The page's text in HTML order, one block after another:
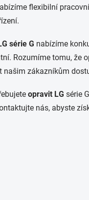
flexibilní
série G nabízíme
Rozumíme tomu, že
našim zákazníkům
opravit LG série
nás, abyste